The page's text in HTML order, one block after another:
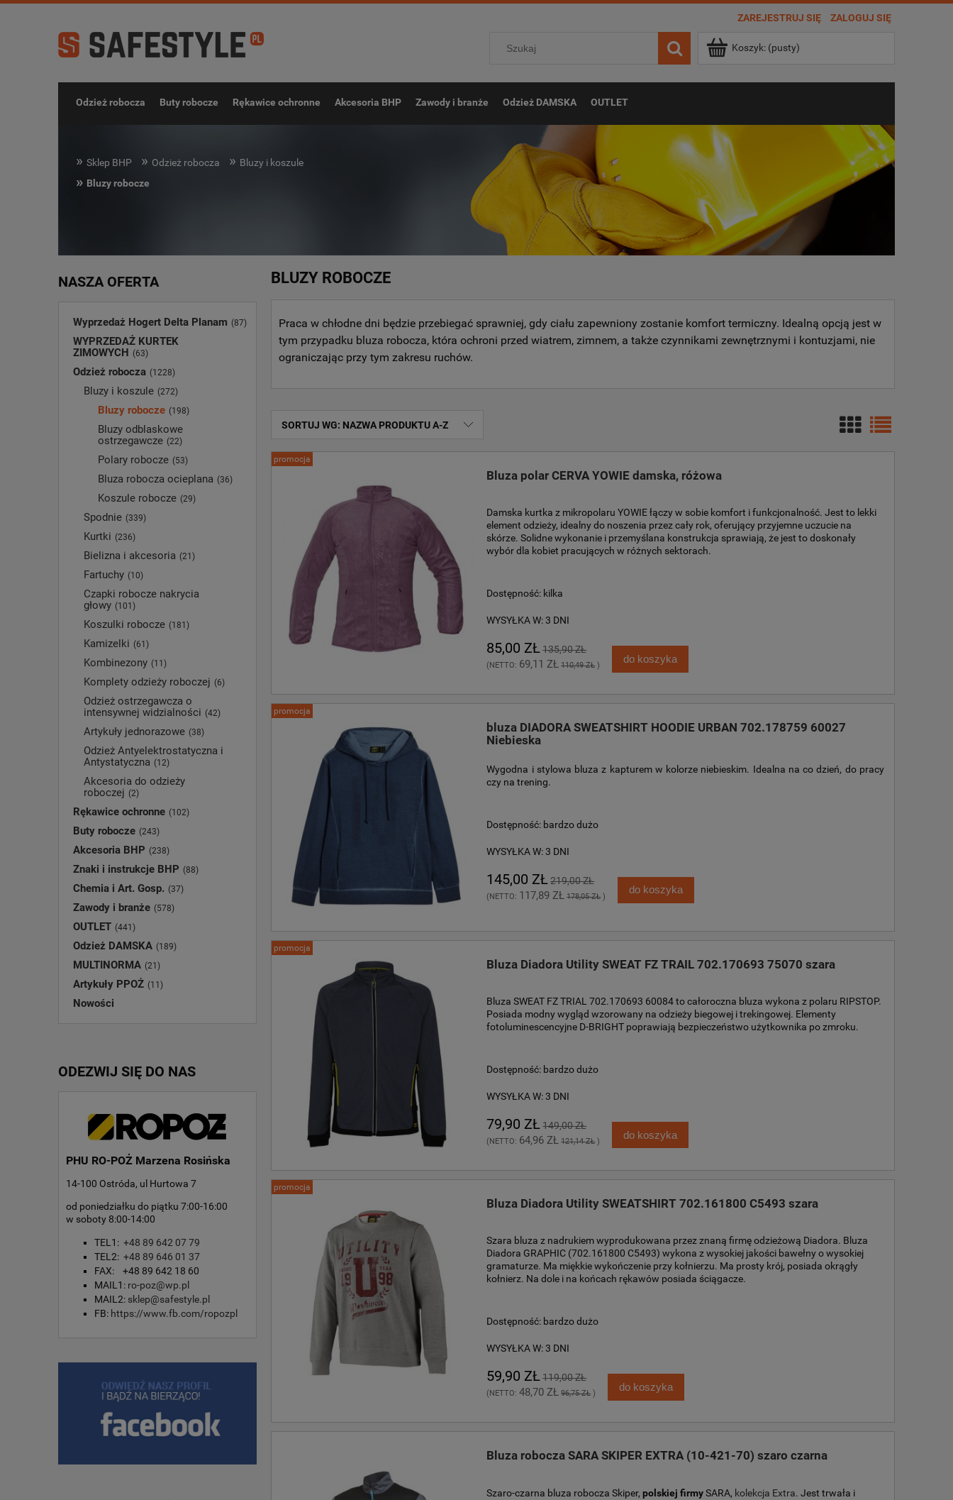
ZAREJESTRUJ SIĘ ZALOGUJ SIĘ
Koszyk: (pusty)
Odzież robocza Buty robocze Rękawice ochronne Akcesoria BHP Zawody i branże Odzież DAMSKA OUTLET
» Sklep BHP » Odzież robocza » Bluzy i koszule
» Bluzy robocze
NASZA OFERTA
Wyprzedaż Hogert Delta Planam (87)
WYPRZEDAŻ KURTEK
ZIMOWYCH (63)
Odzież robocza (1228)
Bluzy i koszule (272)
Bluzy robocze (198)
Bluzy odblaskowe
ostrzegawcze (22)
Polary robocze (53)
Bluza robocza ocieplana (36)
Koszule robocze (29)
Spodnie (339)
Kurtki (236)
Bielizna i akcesoria (21)
Fartuchy (10)
Czapki robocze nakrycia
głowy (101)
Koszulki robocze (181)
Kamizelki (61)
Kombinezony (11)
Komplety odzieży roboczej (6)
Odzież ostrzegawcza o
intensywnej widzialności (42)
Artykuły jednorazowe (38)
Odzież Antyelektrostatyczna i
Antystatyczna (12)
Akcesoria do odzieży
roboczej (2)
Rękawice ochronne (102)
Buty robocze (243)
Akcesoria BHP (238)
Znaki i instrukcje BHP (88)
Chemia i Art. Gosp. (37)
Zawody i branże (578)
OUTLET (441)
Odzież DAMSKA (189)
MULTINORMA (21)
Artykuły PPOŻ (11)
Nowości
ODEZWIJ SIĘ DO NAS
PHU RO-POŻ Marzena Rosińska
14-100 Ostróda, ul Hurtowa 7
od poniedziałku do piątku 7:00-16:00
w soboty 8:00-14:00
TEL1: +48 89 642 07 79
TEL2: +48 89 646 01 37
FAX: +48 89 642 18 60
MAIL1: ro-poz@wp.pl
MAIL2: sklep@safestyle.pl
FB: https://www.fb.com/ropozpl
BLUZY ROBOCZE
Praca w chłodne dni będzie przebiegać sprawniej, gdy ciału zapewniony zostanie komfort termiczny. Idealną opcją jest w
tym przypadku bluza robocza, która ochroni przed wiatrem, zimnem, a także czynnikami zewnętrznymi i kontuzjami, nie
ograniczając przy tym zakresu ruchów.
SORTUJ WG: NAZWA PRODUKTU A-Z
Bluza polar CERVA YOWIE damska, różowa
Damska kurtka z mikropolaru YOWIE łączy w sobie komfort i funkcjonalność. Jest to lekki
element odzieży, idealny do noszenia przez cały rok, oferujący przyjemne uczucie na
skórze. Solidne wykonanie i przemyślana konstrukcja sprawiają, że jest to doskonały
wybór dla kobiet pracujących w różnych sektorach.
Dostępność: kilka
WYSYŁKA W: 3 DNI
85,00 ZŁ 135,90 ZŁ
(NETTO: 69,11 ZŁ 110,49 ZŁ)
do koszyka
promocja
bluza DIADORA SWEATSHIRT HOODIE URBAN 702.178759 60027
Niebieska
Wygodna i stylowa bluza z kapturem w kolorze niebieskim. Idealna na co dzień, do pracy
czy na trening.
Dostępność: bardzo dużo
WYSYŁKA W: 3 DNI
145,00 ZŁ 219,00 ZŁ
(NETTO: 117,89 ZŁ 178,05 ZŁ)
do koszyka
promocja
Bluza Diadora Utility SWEAT FZ TRAIL 702.170693 75070 szara
Bluza SWEAT FZ TRIAL 702.170693 60084 to całoroczna bluza wykona z polaru RIPSTOP.
Posiada modny wygląd wzorowany na odzieży biegowej i trekingowej. Elementy
fotoluminescencyjne D-BRIGHT poprawiają bezpieczeństwo użytkownika po zmroku.
Dostępność: bardzo dużo
WYSYŁKA W: 3 DNI
79,90 ZŁ 149,00 ZŁ
(NETTO: 64,96 ZŁ 121,14 ZŁ)
do koszyka
promocja
Bluza Diadora Utility SWEATSHIRT 702.161800 C5493 szara
Szara bluza z nadrukiem wyprodukowana przez znaną firmę odzieżową Diadora. Bluza
Diadora GRAPHIC (702.161800 C5493) wykona z wysokiej jakości bawełny o wysokiej
gramaturze. Ma miękkie wykończenie przy kołnierzu. Ma prosty krój, posiada okrągły
kołnierz. Na dole i na końcach rękawów posiada ściągacze.
Dostępność: bardzo dużo
WYSYŁKA W: 3 DNI
59,90 ZŁ 119,00 ZŁ
(NETTO:48,70 ZŁ 96,75 ZŁ)
do koszyka
promocja
Bluza robocza SARA SKIPER EXTRA (10-421-70) szaro czarna
Szaro-czarna bluza robocza Skiper,polskiej firmySARA, kolekcja Extra. Jest trwała i